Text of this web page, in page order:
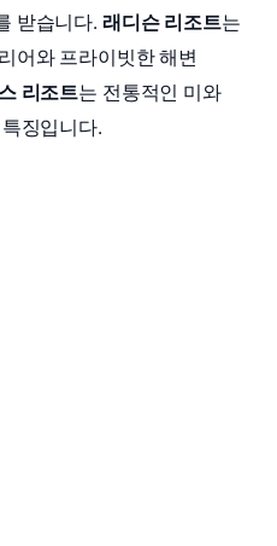
받습니다. 래디슨 리조트는
어와 프라이빗한 해변
리조트는 전통적인 미와
징입니다.